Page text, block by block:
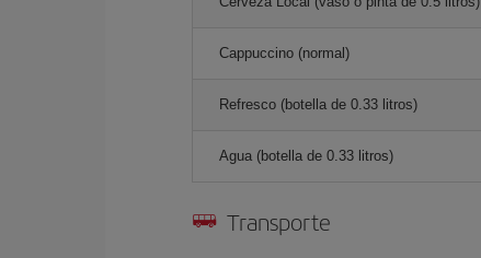
Cappuccino (normal)
Refresco (botella de 0.33 litros)
Agua (botella de 0.33 litros)
Transporte